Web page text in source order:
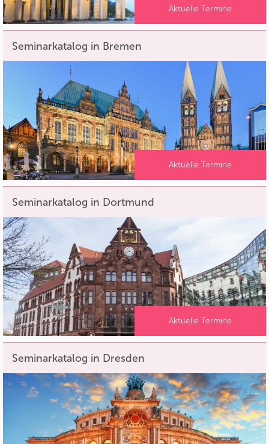
Aktuelle Termine
Seminarkatalog in Bremen
Aktuelle Termine
Seminarkatalog in Dortmund
Aktuelle Termine
Seminarkatalog in Dresden